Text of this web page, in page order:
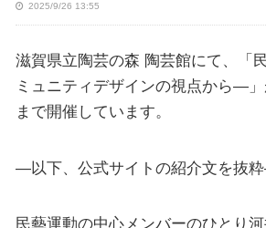
2025/9/26 13:55
滋賀県立陶芸の森 陶芸館にて、「
ミュニティデザインの視点から―」
まで開催しています。
—以下、公式サイトの紹介文を抜
民藝運動の中心メンバーのひとり